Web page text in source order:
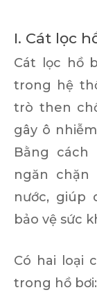
I. Cát lọc
Cát lọc hồ
trong hệ
trò then
gây ô
Bằng cách
ngăn
nước, giúp
bảo vệ sức
Có hai loại
trong hồ bơi: